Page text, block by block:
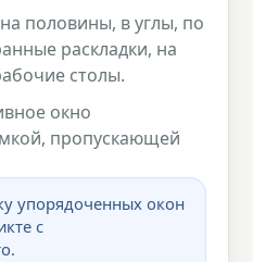
половины, в углы, по
раскладки, на
столы.
окно
пропускающей
упорядоченных окон
с